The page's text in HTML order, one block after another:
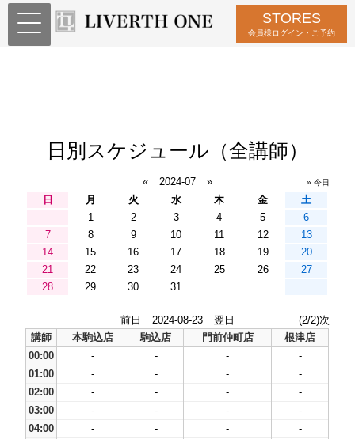
STORES
会員様ログイン・ご予約
日別スケジュール（全講師）
« 2024-07 » » 今日
日 月 火 水 木 金
土
1
2 3 4 5
6
7
8 9 10 11 12
13
14
15 16 17 18 19
20
21
22 23 24 25 26
27
28
29 30 31
前日 2024-08-23 翌日
(2/2)次
講師
本駒込店 駒込店 門前仲町店
根津店
00:00
- - -
-
01:00
- - -
-
02:00
- - -
-
03:00
- - -
-
04:00
- - -
-